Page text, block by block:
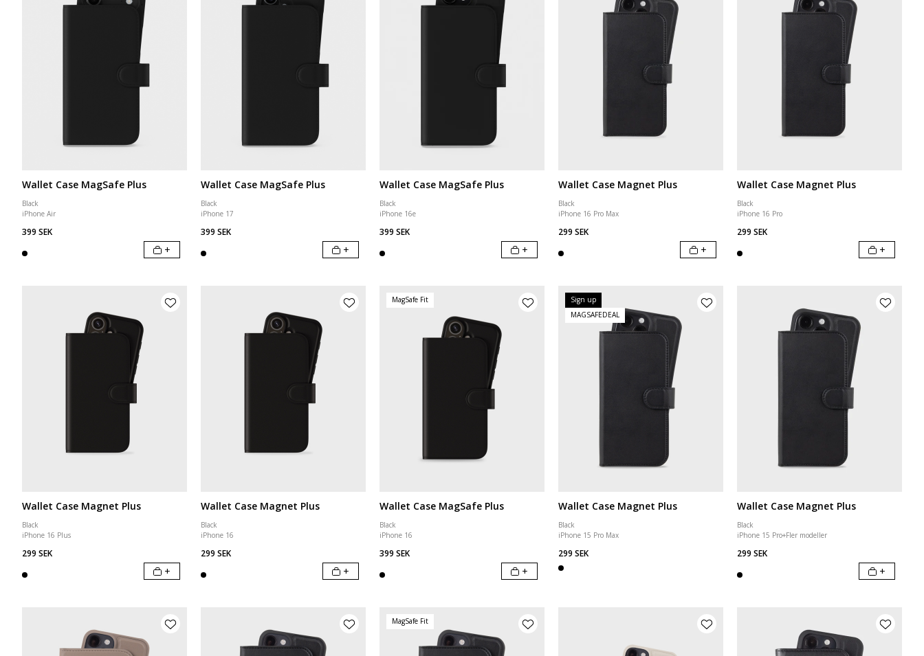
Wallet Case MagSafe Plus
Black
iPhone Air
399 SEK
+
Wallet Case MagSafe Plus
Black
iPhone 17
399 SEK
+
Wallet Case MagSafe Plus
Black
iPhone 16e
399 SEK
+
Wallet Case Magnet Plus
Black
iPhone 16 Pro Max
299 SEK
+
Wallet Case Magnet Plus
Black
iPhone 16 Pro
299 SEK
+
Wallet Case Magnet Plus
Black
iPhone 16 Plus
299 SEK
+
Wallet Case Magnet Plus
Black
iPhone 16
299 SEK
+
MagSafe Fit
Wallet Case MagSafe Plus
Black
iPhone 16
399 SEK
+
Sign up
MAGSAFEDEAL
Wallet Case Magnet Plus
Black
iPhone 15 Pro Max
299 SEK
Wallet Case Magnet Plus
Black
iPhone 15 Pro+Fler modeller
299 SEK
+
MagSafe Fit